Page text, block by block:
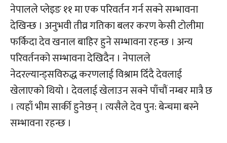
नेपालले प्लेइङ ११ मा एक परिवर्तन गर्न सक्ने सम्भावना
देखिन्छ । अनुभवी तीव्र गतिका बलर करण केसी टोलीमा
फर्किदा देव खनाल बाहिर हुने सम्भावना रहन्छ । अन्य
परिवर्तनको सम्भावना देखिदैन । नेपालले
नेदरल्यान्ड्सविरुद्ध करणलाई विश्राम दिँदै देवलाई
खेलाएको थियो । देवलाई खेलाउन सक्ने पाँचौं नम्बर मात्रै छ
। त्यहाँ भीम सार्की हुनेछन् । त्यसैले देव पुन: बेन्चमा बस्ने
सम्भावना रहन्छ ।